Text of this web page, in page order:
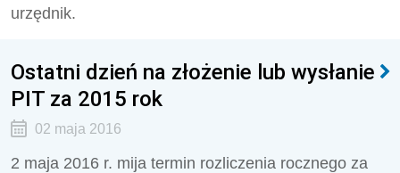
urzędnik.
Ostatni dzień na złożenie lub wysłanie
PIT za 2015 rok
02 maja 2016
2 maja 2016 r. mija termin rozliczenia rocznego za